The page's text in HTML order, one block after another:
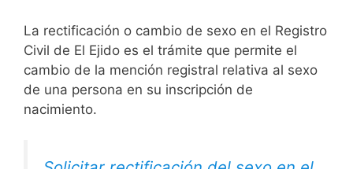
La rectificación o cambio de sexo en el Registro
Civil de El Ejido es el trámite que permite el
cambio de la mención registral relativa al sexo
de una persona en su inscripción de
nacimiento.